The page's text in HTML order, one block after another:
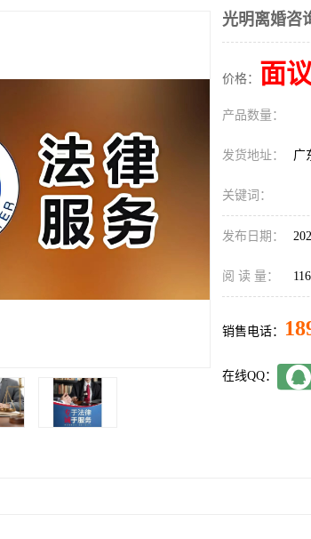
光明离婚咨
价格： 面议
产品数量：
发货地址： 广
关键词：
发布日期：
阅 读 量： 116
销售电话：
在线QQ：